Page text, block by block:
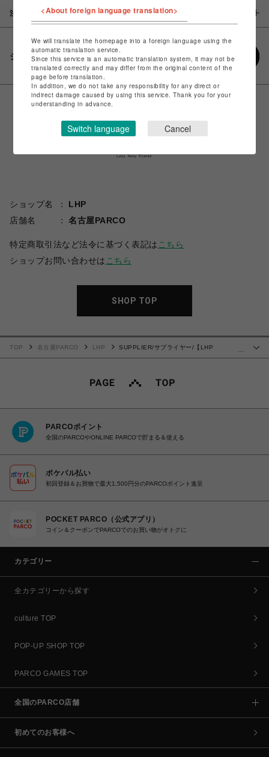
注意事項
シェアする
ショップ名
LHP
店舗名
名古屋PARCO
特定商取引法など法令に基づく表記は こちら
ショップお問い合わせは こちら
SHOP TOP
…
TOP 名古屋PARCO LHP
SUPPLIER/サプライヤー/【LHP
PARCOポイント
全国のPARCOやONLINE PARCOで貯まる＆使える
ポケパル払い
初回登録＆お買物で最大1,500円分のPARCOポイント進呈
POCKET PARCO（公式アプリ）
コイン＆クーポンでPARCOでのお買い物がオトクに
カテゴリー
全カテゴリーから探す
culture TOP
POP-UP SHOP TOP
PARCO GAMES TOP
全国のPARCO店舗
初めてのお客様へ
<About foreign language translation>
We will translate the homepage into a foreign language using the
automatic translation service.
Since this service is an automatic translation system, it may not be
translated correctly and may differ from the original content of the
page before translation.
In addition, we do not take any responsibility for any direct or
indirect damage caused by using this service. Thank you for your
understanding in advance.
Switch language Cancel